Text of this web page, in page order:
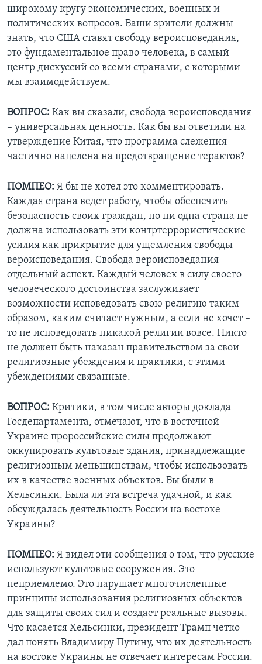
широкому кругу экономических, военных и
политических вопросов. Ваши зрители должны
знать, что США ставят свободу вероисповедания,
это фундаментальное право человека, в самый
центр дискуссий со всеми странами, с которыми
мы взаимодействуем.
ВОПРОС: Как вы сказали, свобода вероисповедания
– универсальная ценность. Как бы вы ответили на
утверждение Китая, что программа слежения
частично нацелена на предотвращение терактов?
ПОМПЕО: Я бы не хотел это комментировать.
Каждая страна ведет работу, чтобы обеспечить
безопасность своих граждан, но ни одна страна не
должна использовать эти контртеррористические
усилия как прикрытие для ущемления свободы
вероисповедания. Свобода вероисповедания –
отдельный аспект. Каждый человек в силу своего
человеческого достоинства заслуживает
возможности исповедовать свою религию таким
образом, каким считает нужным, а если не хочет –
то не исповедовать никакой религии вовсе. Никто
не должен быть наказан правительством за свои
религиозные убеждения и практики, с этими
убеждениями связанные.
ВОПРОС: Критики, в том числе авторы доклада
Госдепартамента, отмечают, что в восточной
Украине пророссийские силы продолжают
оккупировать культовые здания, принадлежащие
религиозным меньшинствам, чтобы использовать
их в качестве военных объектов. Вы были в
Хельсинки. Была ли эта встреча удачной, и как
обсуждалась деятельность России на востоке
Украины?
ПОМПЕО: Я видел эти сообщения о том, что русские
используют культовые сооружения. Это
неприемлемо. Это нарушает многочисленные
принципы использования религиозных объектов
для защиты своих сил и создает реальные вызовы.
Что касается Хельсинки, президент Трамп четко
дал понять Владимиру Путину, что их деятельность
на востоке Украины не отвечает интересам России.